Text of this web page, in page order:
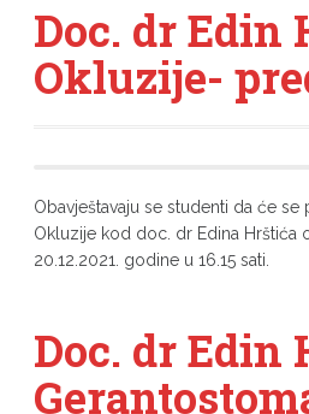
Doc. dr Edin
Okluzije-
Obavještavaju se studenti da će se
Okluzije kod doc. dr Edina Hrštića
20.12.2021. godine u 16.15 sati.
Doc. dr Edin